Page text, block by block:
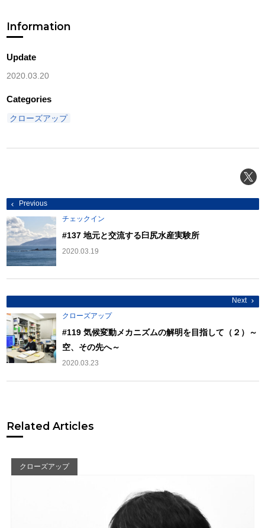
Information
Update
2020.03.20
Categories
クローズアップ
投
稿
ナ
ビ
ゲ
シ
ョ
ン
Previous
チェックイン
#137 地元と交流する臼尻水産実験所
2020.03.19
Next
クローズアップ
#119 気候変動メカニズムの解明を目指して（２）～
空、その先へ～
2020.03.23
Related Articles
クローズアップ